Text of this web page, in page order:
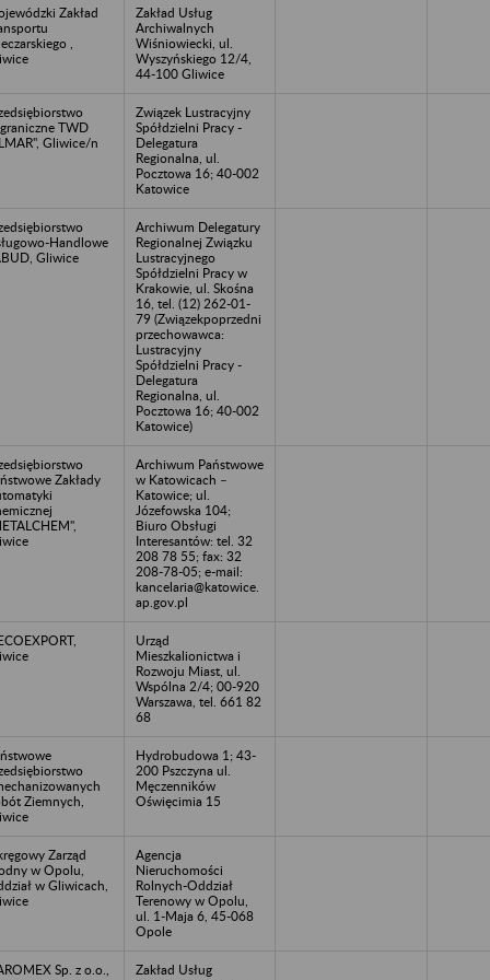
Zakład
,
Zakład Usług
Archiwalnych
Wiśniowiecki, ul.
Wyszyńskiego 12/4,
44-100 Gliwice
TWD
Gliwice/n
Związek Lustracyjny
Spółdzielni Pracy -
Delegatura
Regionalna, ul.
Pocztowa 16; 40-002
Katowice
Handlowe
Gliwice
Archiwum Delegatury
Regionalnej Związku
Lustracyjnego
Spółdzielni Pracy w
Krakowie, ul. Skośna
16, tel. (12) 262-01-
79 (Związekpoprzedni
przechowawca:
Lustracyjny
Spółdzielni Pracy -
Delegatura
Regionalna, ul.
Pocztowa 16; 40-002
Katowice)
Zakłady
Archiwum Państwowe
w Katowicach –
Katowice; ul.
Józefowska 104;
Biuro Obsługi
Interesantów: tel. 32
208 78 55; fax: 32
208-78-05; e-mail:
kancelaria@katowice.
ap.gov.pl
Urząd
Mieszkalionictwa i
Rozwoju Miast, ul.
Wspólna 2/4; 00-920
Warszawa, tel. 661 82
68
Ziemnych,
Hydrobudowa 1; 43-
200 Pszczyna ul.
Męczenników
Oświęcimia 15
Zarząd
w Opolu,
w Gliwicach,
Agencja
Nieruchomości
Rolnych-Oddział
Terenowy w Opolu,
ul. 1-Maja 6, 45-068
Opole
Sp. z o.o.,
Zakład Usług